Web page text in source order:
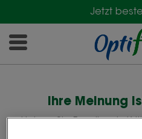
Jetzt
Ihre Meinung
Haben Sie Feedback,